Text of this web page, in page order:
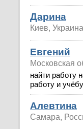
Дарина
Киев, Украина
Евгений
Московская
найти работу
работу и
Алевтина
Самара,